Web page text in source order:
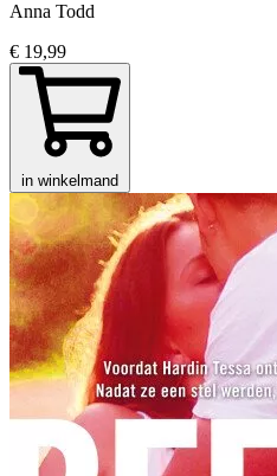
Anna Todd
€ 19,99
in winkelmand